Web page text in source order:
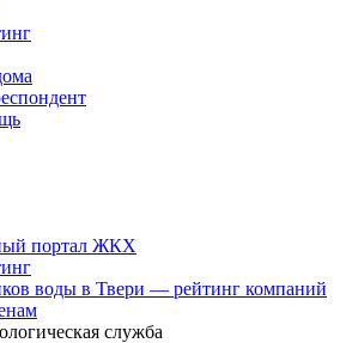
портал ЖКХ
воды в Твери — рейтинг компаний
служба